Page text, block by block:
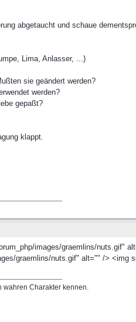
abgetaucht und schaue
Lima, Anlasser, ...)
sie geändert werden?
werden?
gepaßt?
klappt.
images/graemlins/nuts.gif"
graemlins/nuts.gif" alt="" />
wahren Charakter kennen.